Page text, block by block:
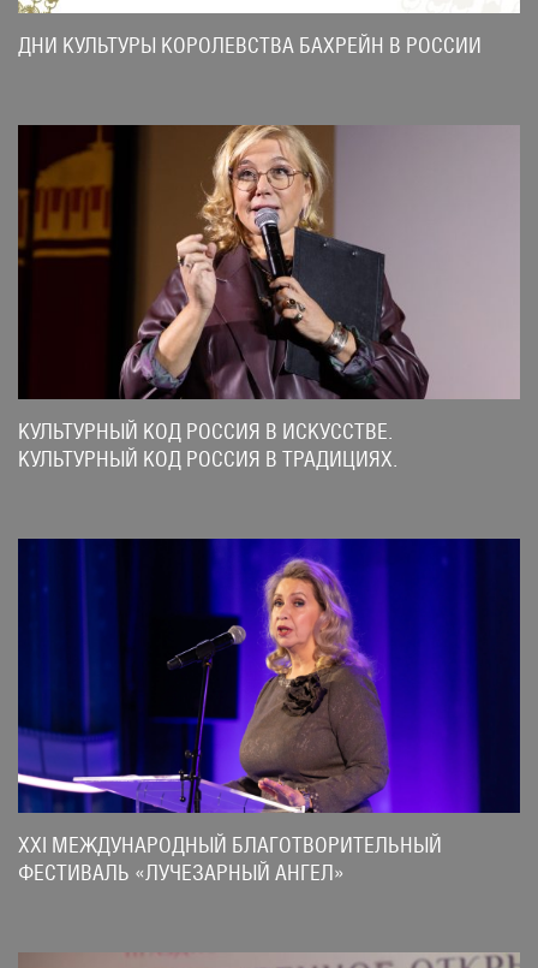
ДНИ КУЛЬТУРЫ КОРОЛЕВСТВА БАХРЕЙН В РОССИИ
КУЛЬТУРНЫЙ КОД РОССИЯ В ИСКУССТВЕ.
КУЛЬТУРНЫЙ КОД РОССИЯ В ТРАДИЦИЯХ.
XXI МЕЖДУНАРОДНЫЙ БЛАГОТВОРИТЕЛЬНЫЙ
ФЕСТИВАЛЬ «ЛУЧЕЗАРНЫЙ АНГЕЛ»